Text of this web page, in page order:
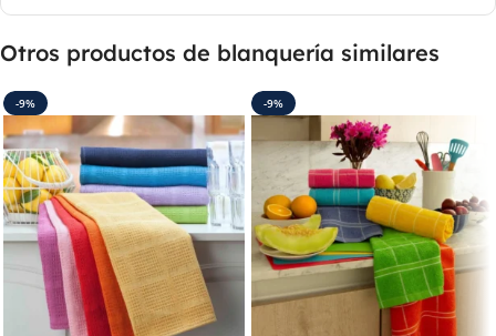
Otros productos de blanquería similares
-9% -9%